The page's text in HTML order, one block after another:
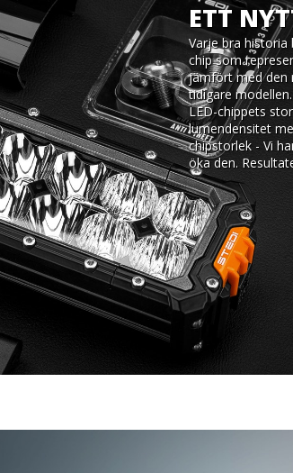
ETT
Varje bra historia
chip som
jämfört med den
tidigare
LED-chippets
lumendensitet
chipstorlek - Vi
öka den.